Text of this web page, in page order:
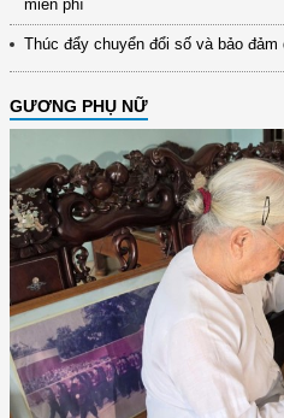
miễn phí
Thúc đẩy chuyển đổi số và bảo
GƯƠNG PHỤ NỮ